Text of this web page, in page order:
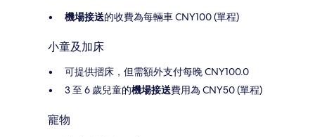
機場接送的收費為每輛車 CNY100 (單程)
小童及加床
可提供摺床，但需額外支付每晚 CNY100.0
3 至 6 歲兒童的機場接送費用為 CNY50 (單程)
寵物